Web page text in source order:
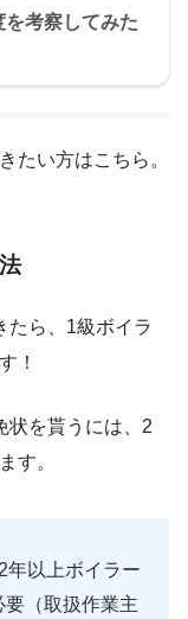
考察してみた
たい方はこちら。
たら、1級ボイラ
！
状を貰うには、2
す。
年以上ボイラー
（取扱作業主